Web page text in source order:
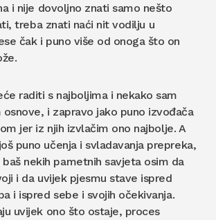
i nije dovoljno znati samo nešto
treba znati naći nit vodilju u
čak i puno više od onoga što on
raditi s najboljima i nekako sam
i zapravo jako puno izvođača
jer iz njih izvlačim ono najbolje. A
puno učenja i svladavanja prepreka,
nekih pametnih savjeta osim da
i da uvijek pjesmu stave ispred
i ispred sebe i svojih očekivanja.
uvijek ono što ostaje, proces